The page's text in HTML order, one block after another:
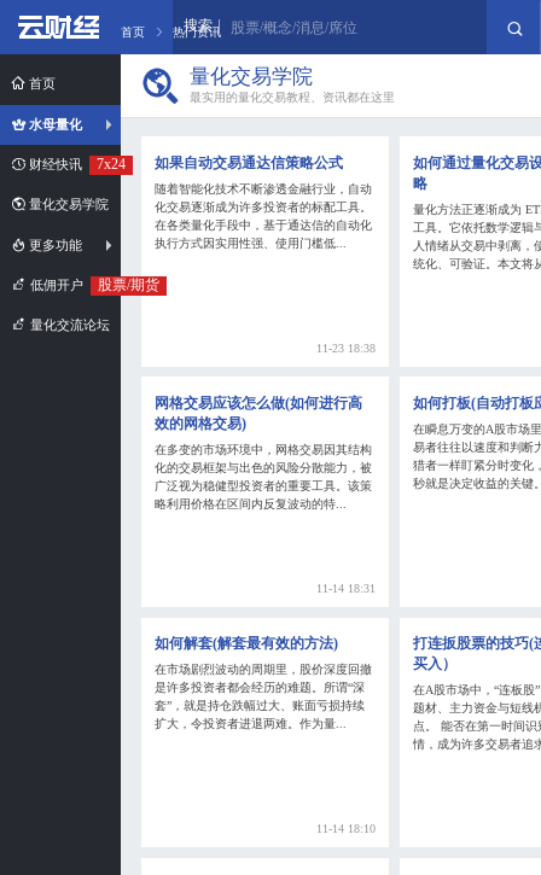
首页
水母量化
财经快讯 7x24
量化交易学院
更多功能
低佣开户 股票/期货
量化交流论坛
首页 热门资讯
搜索 股票/概念/消息/席位
量化交易学院
最实用的量化交易教程、资讯都在这里
如果自动交易通达信策略公式
随着智能化技术不断渗透金融行业，自动
化交易逐渐成为许多投资者的标配工具。
在各类量化手段中，基于通达信的自动化
执行方式因实用性强、使用门槛低...
11-23 18:38
如何通过量化交易
略
量化方法正逐渐成为
工具。它依托数学逻辑
人情绪从交易中剥离，
统化、可验证。本文将
网格交易应该怎么做(如何进行高
效的网格交易)
在多变的市场环境中，网格交易因其结构
化的交易框架与出色的风险分散能力，被
广泛视为稳健型投资者的重要工具。该策
略利用价格在区间内反复波动的特...
11-14 18:31
如何打板(自动打板
在瞬息万变的A股市场
易者往往以速度和判断
猎者一样盯紧分时变化
秒就是决定收益的关键
如何解套(解套最有效的方法)
在市场剧烈波动的周期里，股价深度回撤
是许多投资者都会经历的难题。所谓“深
套”，就是持仓跌幅过大、账面亏损持续
扩大，令投资者进退两难。作为量...
11-14 18:10
打连扳股票的技巧(
买入）
在A股市场中，“连板股
题材、主力资金与短线
点。 能否在第一时间
情，成为许多交易者追